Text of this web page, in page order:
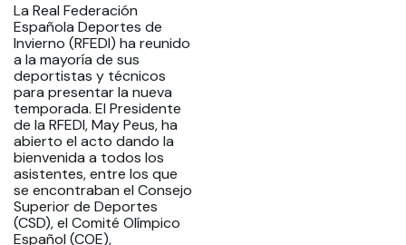
La Real Federación
Española Deportes de
Invierno (RFEDI) ha reunido
a la mayoría de sus
deportistas y técnicos
para presentar la nueva
temporada. El Presidente
de la RFEDI, May Peus, ha
abierto el acto dando la
bienvenida a todos los
asistentes, entre los que
se encontraban el Consejo
Superior de Deportes
(CSD), el Comité Olímpico
Español (COE),